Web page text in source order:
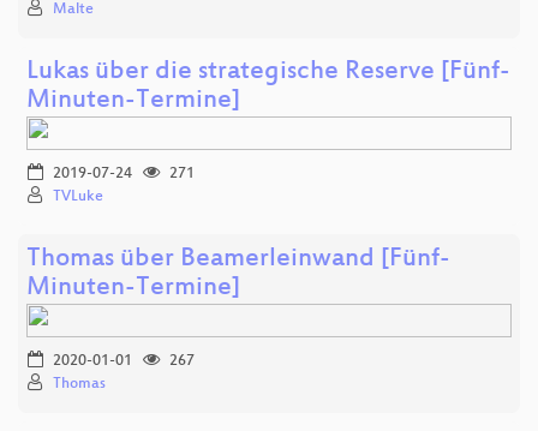
Malte
Lukas über die strategische Reserve [Fünf-
Minuten-Termine]
2019-07-24
271
TVLuke
Thomas über Beamerleinwand [Fünf-
Minuten-Termine]
2020-01-01
267
Thomas